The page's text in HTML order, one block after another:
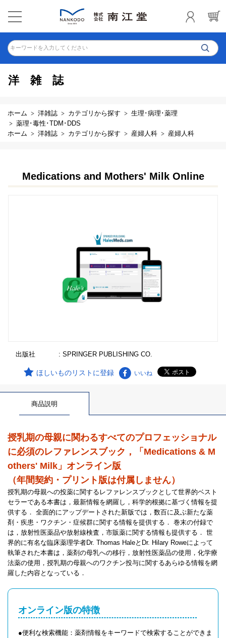
キーワードを入力してください
洋雑誌
ホーム 洋雑誌 カテゴリから探す
生理･病理･薬理
薬理･毒性･TDM･DDS
ホーム
洋雑誌 カテゴリから探す 産婦人科 産婦人科
Medications and Mothers' Milk Online
出版社 : SPRINGER PUBLISHING CO.
ほしいものリストに登録 いいね
商品説明
授乳期の母親に関わるすべてのプロフェッショナル
に必須のレファレンスブック，「Medications & M
others' Milk」オンライン版
（年間契約・プリント版は付属しません）
授乳期の母親への投薬に関するレファレンスブックとして世界的ベスト
セラーである本書は，最新情報を網羅し，科学的根拠に基づく情報を提
供する． 全面的にアップデートされた新版では，数百に及ぶ新たな薬
剤・疾患・ワクチン・症候群に関する情報を提供する． 巻末の付録で
は，放射性医薬品や放射線検査，市販薬に関する情報も提供する． 世
界的に有名な臨床薬理学者Dr. Thomas HaleとDr. Hilary Roweによって
執筆された本書は，薬剤の母乳への移行，放射性医薬品の使用，化学療
法薬の使用，授乳期の母親へのワクチン投与に関するあらゆる情報を網
羅した内容となっている．
オンライン版の特徴
●便利な検索機能：薬剤情報をキーワードで検索することができま